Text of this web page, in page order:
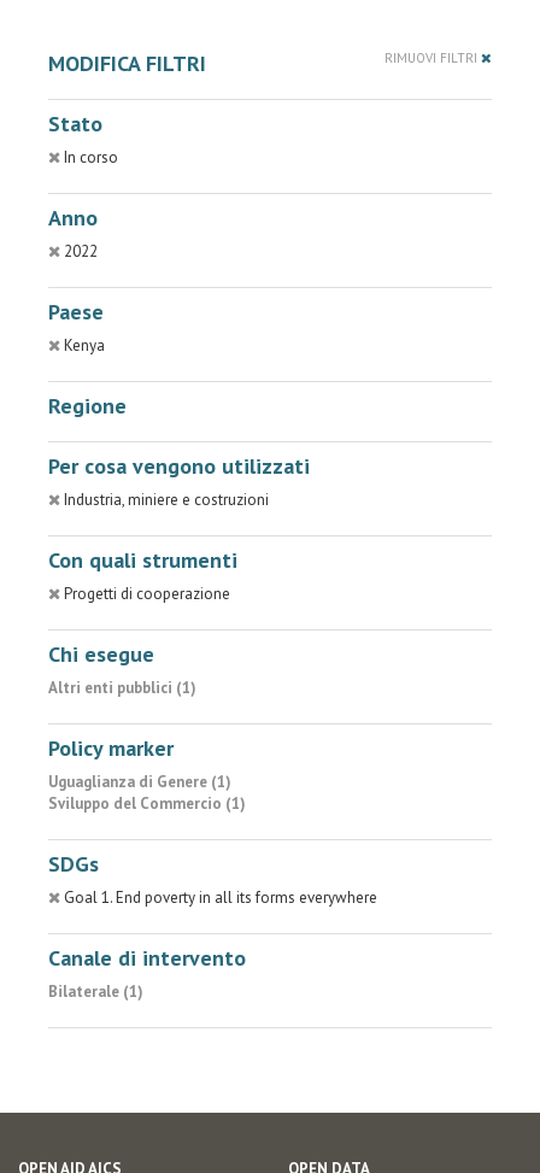
MODIFICA FILTRI RIMUOVI FILTRI
Stato
In corso
Anno
2022
Paese
Kenya
Regione
Per cosa vengono utilizzati
Industria, miniere e costruzioni
Con quali strumenti
Progetti di cooperazione
Chi esegue
Altri enti pubblici (1)
Policy marker
Uguaglianza di Genere (1)
Sviluppo del Commercio (1)
SDGs
Goal 1. End poverty in all its forms everywhere
Canale di intervento
Bilaterale (1)
OPEN AID AICS OPEN DATA